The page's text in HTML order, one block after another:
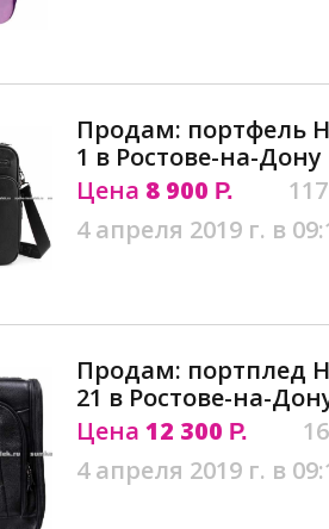
Продам: портфель
1 в Ростове-на-Дону
Цена 8 900 Р.
4 апреля 2019 г. в
Продам: портплед
21 в Ростове-на-
Цена 12 300 Р.
4 апреля 2019 г. в